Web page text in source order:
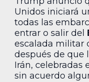
Unidos iniciará
todas las
entrar o salir del
escalada militar
después de que
Irán, celebradas
sin acuerdo